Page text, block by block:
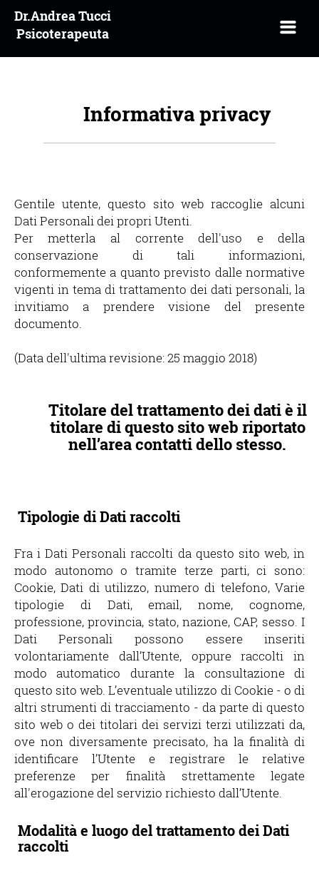
Dr.Andrea Tucci
Psicoterapeuta
Informativa privacy
Gentile utente, questo sito web raccoglie alcuni
Dati Personali dei propri Utenti.
Per metterla al corrente dell'uso e della
conservazione di tali informazioni,
conformemente a quanto previsto dalle normative
vigenti in tema di trattamento dei dati personali, la
invitiamo a prendere visione del presente
documento.
(Data dell'ultima revisione: 25 maggio 2018)
Titolare del trattamento dei dati è il
titolare di questo sito web riportato
nell’area contatti dello stesso.
Tipologie di Dati raccolti
Fra i Dati Personali raccolti da questo sito web, in
modo autonomo o tramite terze parti, ci sono:
Cookie, Dati di utilizzo, numero di telefono, Varie
tipologie di Dati, email, nome, cognome,
professione, provincia, stato, nazione, CAP, sesso. I
Dati Personali possono essere inseriti
volontariamente dall’Utente, oppure raccolti in
modo automatico durante la consultazione di
questo sito web. L’eventuale utilizzo di Cookie - o di
altri strumenti di tracciamento - da parte di questo
sito web o dei titolari dei servizi terzi utilizzati da,
ove non diversamente precisato, ha la finalità di
identificare l’Utente e registrare le relative
preferenze per finalità strettamente legate
all'erogazione del servizio richiesto dall’Utente.
Modalità e luogo del trattamento dei Dati
raccolti